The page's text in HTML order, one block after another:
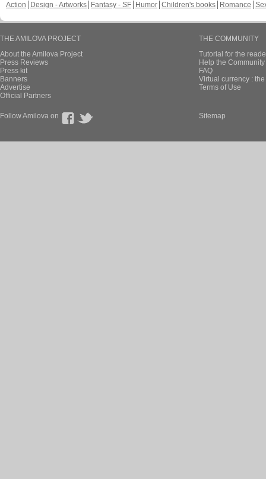
Action
Design - Artworks Fantasy - SF Humor Children's books Romance
THE AMILOVA PROJECT
About the Amilova Project
Press Reviews
Press kit
Banners
Advertise
Official Partners
THE COMMUNITY
Tutorial for the
Help the
FAQ
Virtual currency :
Terms of Use
Follow Amilova on Sitemap